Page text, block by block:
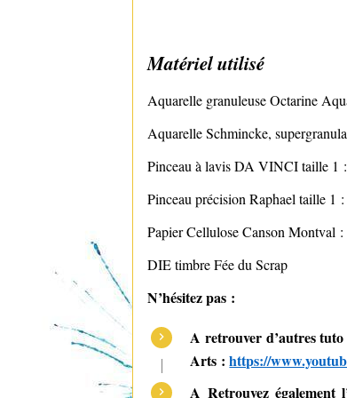
Matériel utilisé
Aquarelle granuleuse Octarine
Aquarelle Schmincke,
Pinceau à lavis DA VINCI taille 1
Pinceau précision Raphael taille 1
Papier Cellulose Canson Montval :
DIE timbre Fée du Scrap
N’hésitez pas :
A retrouver d’autres
Arts :https://
A Retrouvez